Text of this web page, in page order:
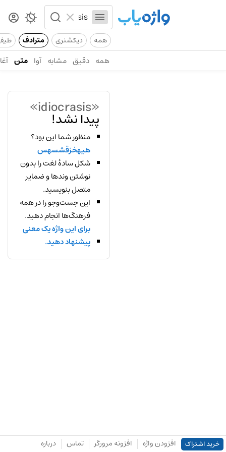
همه دیکشنری مترادف
همه دقیق مشابه آوا متن
«idiocrasis»
پیدا نشد!
منظور شما این بود؟
هیهخزقشسهس
شکل سادهٔ لغت را بدون
نوشتن وندها و ضمایر
متصل بنویسید.
این جست‌وجو را در همه
فرهنگ‌ها انجام دهید.
برای این واژه یک معنی
پیشنهاد دهید.
خرید اشتراک افزودن واژه افزونه مرورگر تماس درباره